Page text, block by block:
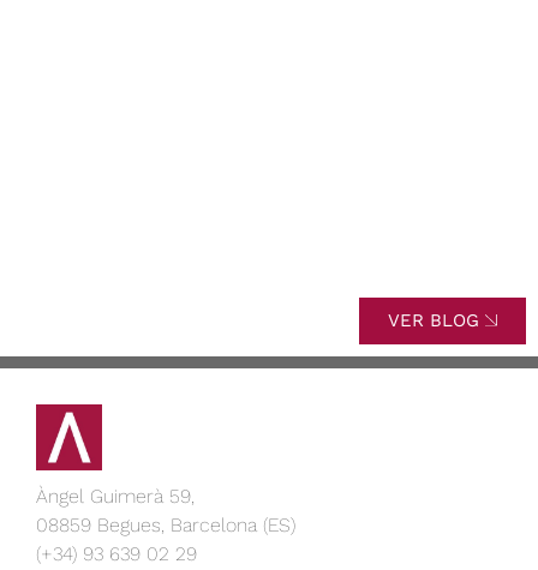
VER BLOG
Àngel Guimerà 59,
08859 Begues, Barcelona (ES)
(+34) 93 639 02 29